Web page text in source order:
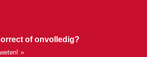
of onvolledig?
»